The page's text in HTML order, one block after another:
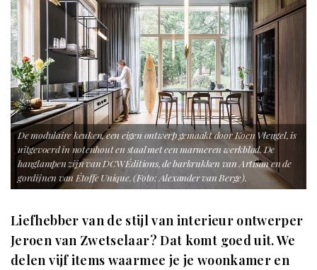
De modulaire keuken, een eigen ontwerp gemaakt door Koen Vleugel, is
uitgevoerd in notenhout en staal met een marmeren werkblad. De
hanglampen zijn van DCW Éditions, de barkrukken van Artisan en de
gordijnen van Étoffe Unique. (Foto: Alexander van Berge).
Liefhebber van de stijl van interieur ontwerper
Jeroen van Zwetselaar? Dat komt goed uit. We
delen vijf items waarmee je je woonkamer en